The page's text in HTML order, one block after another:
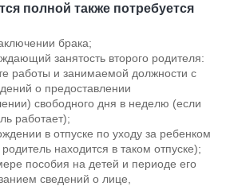
полной также потребуется
брака;
занятость второго родителя:
работы и занимаемой должности с
о предоставлении
свободного дня в неделю (если
работает);
в отпуске по уходу за ребенком
находится в таком отпуске);
пособия на детей и периоде его
сведений о лице,